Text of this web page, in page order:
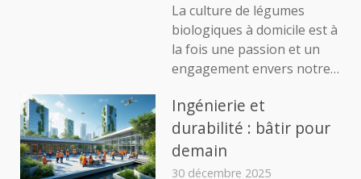
et
La culture de légumes
biologiques à domicile est à
la fois une passion et un
engagement envers notre…
Ingénierie et
durabilité : bâtir pour
demain
30 décembre 2025